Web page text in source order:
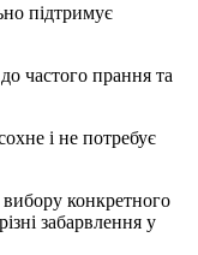
підтримує
частого прання та
і не потребує
конкретного
забарвлення у